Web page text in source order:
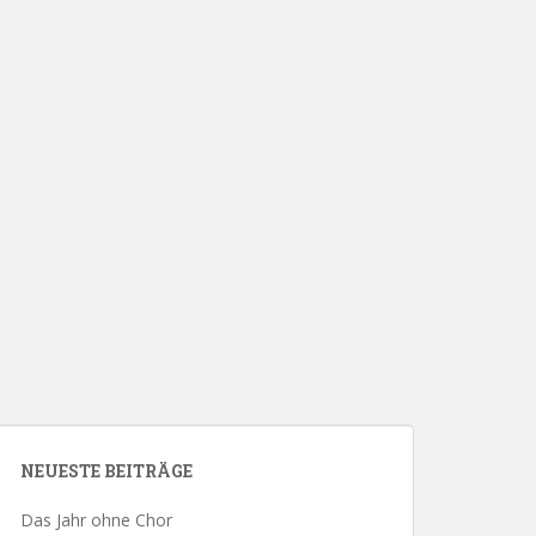
NEUESTE BEITRÄGE
Das Jahr ohne Chor